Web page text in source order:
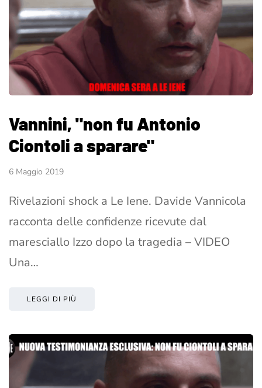
Vannini, "non fu Antonio
Ciontoli a sparare"
6 Maggio 2019
Rivelazioni shock a Le Iene. Davide Vannicola
racconta delle confidenze ricevute dal
maresciallo Izzo dopo la tragedia – VIDEO
Una…
LEGGI DI PIÙ